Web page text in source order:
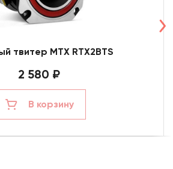
твитер MTX RTX2BTS
2 580 ₽
В корзину